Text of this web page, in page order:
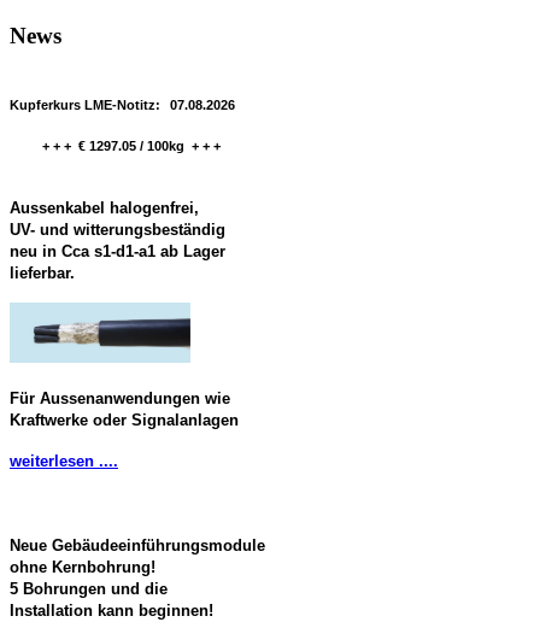
News
Kupferkurs LME-Notitz: 07.08.2026
+ + + € 1297.05 / 100kg + + +
Aussenkabel halogenfrei,
UV- und witterungsbeständig
neu in Cca s1-d1-a1 ab Lager
lieferbar.
Für Aussenanwendungen wie
Kraftwerke oder Signalanlagen
weiterlesen ....
Neue Gebäudeeinführungsmodule
ohne Kernbohrung!
5 Bohrungen und die
Installation kann beginnen!